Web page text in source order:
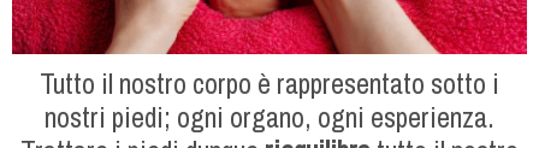
Tutto il nostro corpo è rappresentato sotto i
nostri piedi; ogni organo, ogni esperienza.